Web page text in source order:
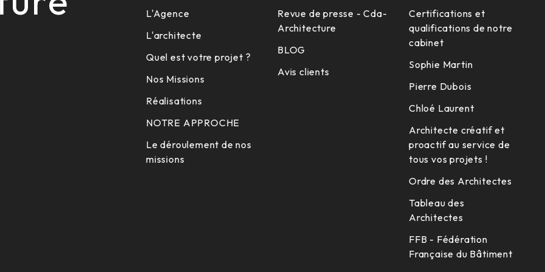
L'Agence
L'architecte
Quel est votre projet ?
Nos Missions
Réalisations
NOTRE APPROCHE
Le déroulement de nos
missions
Revue de presse - Cda-
Architecture
BLOG
Avis clients
Certifications et
qualifications de notre
cabinet
Sophie Martin
Pierre Dubois
Chloé Laurent
Architecte créatif et
proactif au service de
tous vos projets !
Ordre des Architectes
Tableau des
Architectes
FFB - Fédération
Française du Bâtiment